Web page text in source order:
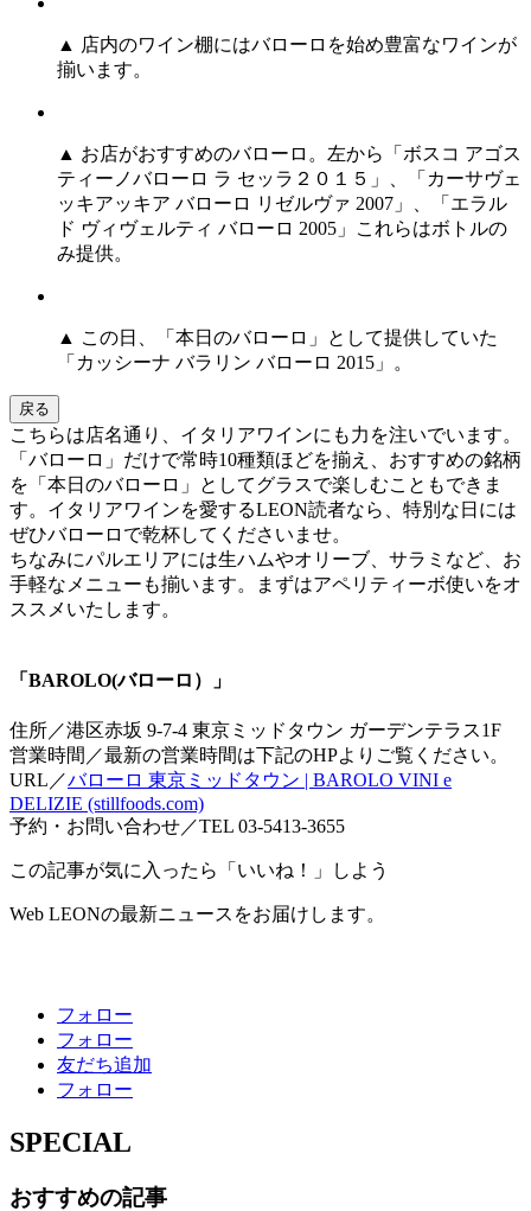
▲ 店内のワイン棚にはバローロを始め豊富なワインが
揃います。
▲ お店がおすすめのバローロ。左から「ボスコ アゴス
ティーノバローロ ラ セッラ２０１５」、「カーサヴェ
ッキアッキア バローロ リゼルヴァ 2007」、「エラル
ド ヴィヴェルティ バローロ 2005」これらはボトルの
み提供。
▲ この日、「本日のバローロ」として提供していた
「カッシーナ バラリン バローロ 2015」。
戻る
こちらは店名通り、イタリアワインにも力を注いでいます。
「バローロ」だけで常時10種類ほどを揃え、おすすめの銘柄
を「本日のバローロ」としてグラスで楽しむこともできま
す。イタリアワインを愛するLEON読者なら、特別な日には
ぜひバローロで乾杯してくださいませ。
ちなみにパルエリアには生ハムやオリーブ、サラミなど、お
手軽なメニューも揃います。まずはアペリティーボ使いをオ
ススメいたします。
「BAROLO(バローロ）」
住所／港区赤坂 9-7-4 東京ミッドタウン ガーデンテラス1F
営業時間／最新の営業時間は下記のHPよりご覧ください。
URL／バローロ 東京ミッドタウン | BAROLO VINI e
DELIZIE (stillfoods.com)
予約・お問い合わせ／TEL 03-5413-3655
この記事が気に入ったら「いいね！」しよう
Web LEONの最新ニュースをお届けします。
フォロー
フォロー
友だち追加
フォロー
SPECIAL
おすすめの記事